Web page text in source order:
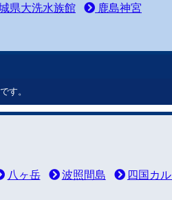
県大洗水族館
鹿島神宮
す。
八ヶ岳 波照間島 四国カ